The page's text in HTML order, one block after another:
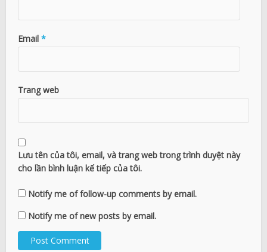
Email *
Trang web
Lưu tên của tôi, email, và trang web trong trình duyệt này
cho lần bình luận kế tiếp của tôi.
Notify me of follow-up comments by email.
Notify me of new posts by email.